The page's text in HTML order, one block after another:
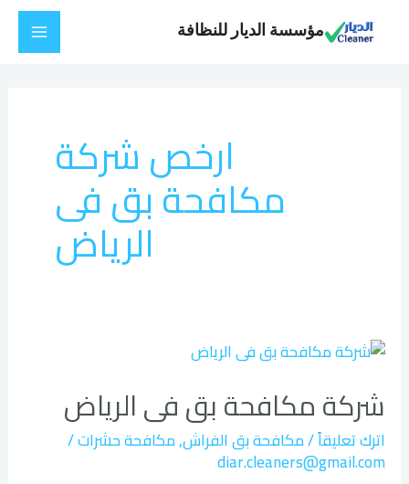
مؤسسة الديار للنظافة
Main
ارخص شركة
مكافحة بق فى
الرياض
شركة مكافحة بق فى الرياض
اترك تعليقاً/مكافحة بق الفراش,مكافحة حشرات/
diar.cleaners@gmail.com
شركة
بق
فى
الرياض